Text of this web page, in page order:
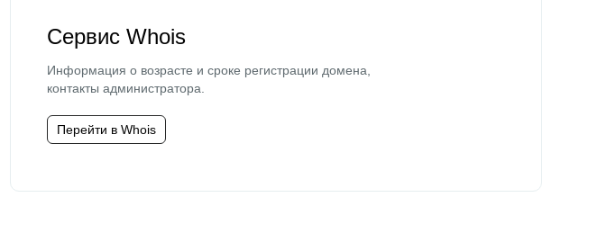
Сервис Whois
Информация о возрасте и сроке регистрации домена,
контакты администратора.
Перейти в Whois